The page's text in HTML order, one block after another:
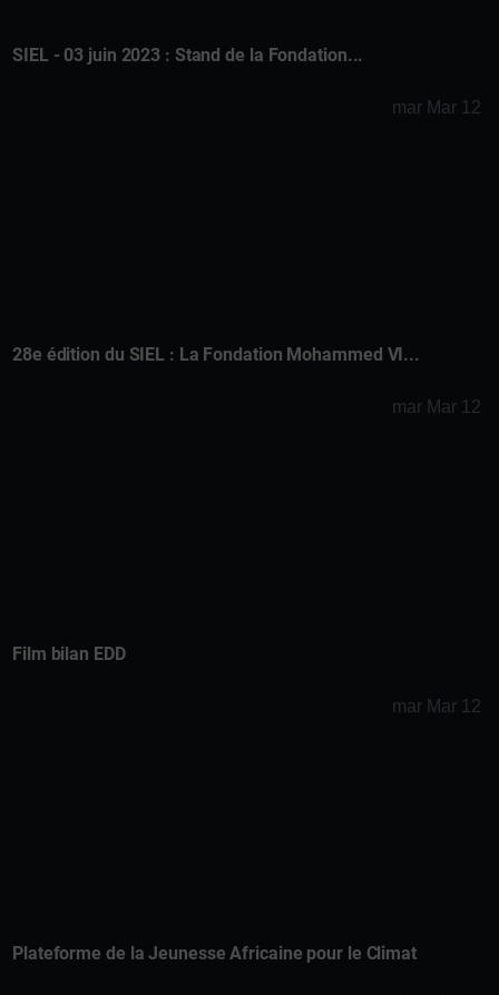
SIEL - 03 juin 2023 : Stand de la Fondation...
mar Mar 12
28e édition du SIEL : La Fondation Mohammed VI...
mar Mar 12
Film bilan EDD
mar Mar 12
Plateforme de la Jeunesse Africaine pour le Climat